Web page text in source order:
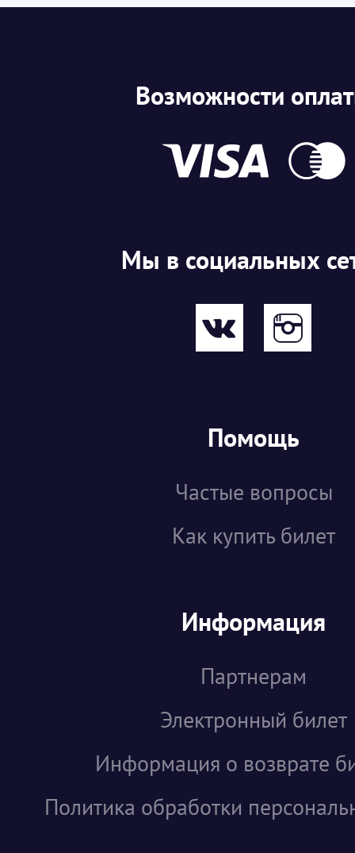
Возможности
Мы в социальных
Помощь
Частые вопросы
Как купить билет
Информация
Партнерам
Электронный билет
Информация о возврате
Политика обработки